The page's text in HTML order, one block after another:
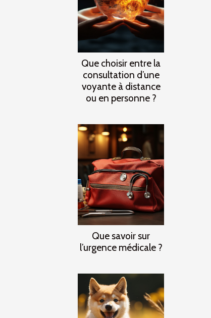
Que choisir entre la
consultation d’une
voyante à distance
ou en personne ?
Que savoir sur
l’urgence médicale ?